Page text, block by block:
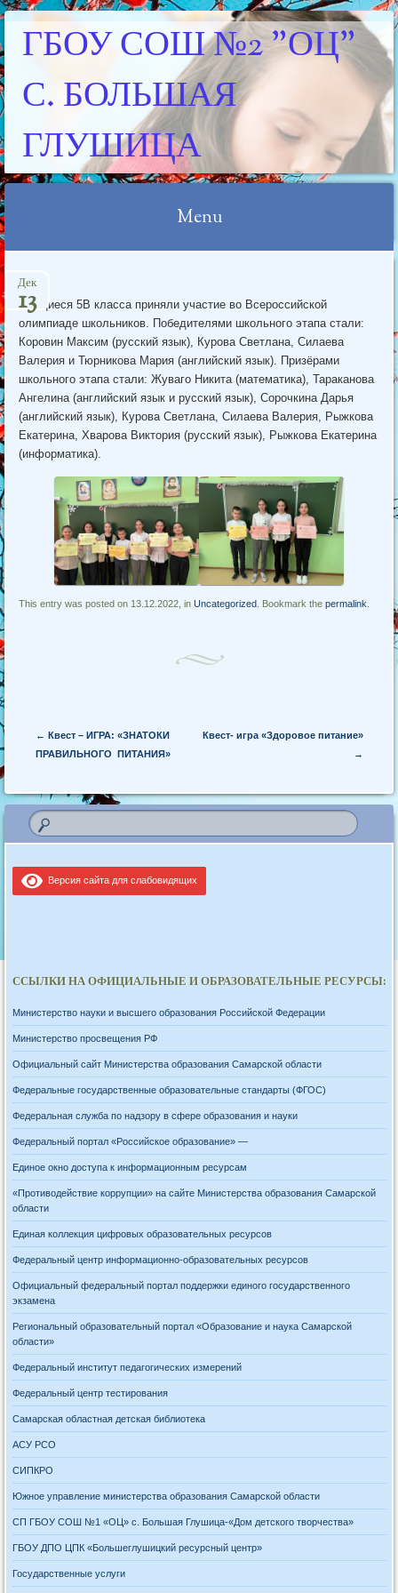
ГБОУ СОШ №2 "ОЦ"
С. БОЛЬШАЯ
ГЛУШИЦА
Menu
to
content
Дек
13
Учащиеся 5В класса приняли участие во Всероссийской
олимпиаде школьников. Победителями школьного этапа стали:
Коровин Максим (русский язык), Курова Светлана, Силаева
Валерия и Тюрникова Мария (английский язык). Призёрами
школьного этапа стали: Жуваго Никита (математика), Тараканова
Ангелина (английский язык и русский язык), Сорочкина Дарья
(английский язык), Курова Светлана, Силаева Валерия, Рыжкова
Екатерина, Хварова Виктория (русский язык), Рыжкова Екатерина
(информатика).
This entry was posted on 13.12.2022, inUncategorized. Bookmark thepermalink.
Post navigation
← Квест – ИГРА: «ЗНАТОКИ
ПРАВИЛЬНОГО ПИТАНИЯ»
Квест- игра «Здоровое питание»
→
Версия сайта для слабовидящих
ССЫЛКИ НА ОФИЦИАЛЬНЫЕ И ОБРАЗОВАТЕЛЬНЫЕ РЕСУРСЫ:
Министерство науки и высшего образования Российской Федерации
Министерство просвещения РФ
Официальный сайт Министерства образования Самарской области
Федеральные государственные образовательные стандарты (ФГОС)
Федеральная служба по надзору в сфере образования и науки
Федеральный портал «Российское образование» —
Единое окно доступа к информационным ресурсам
«Противодействие коррупции» на сайте Министерства образования Самарской
области
Единая коллекция цифровых образовательных ресурсов
Федеральный центр информационно-образовательных ресурсов
Официальный федеральный портал поддержки единого государственного
экзамена
Региональный образовательный портал «Образование и наука Самарской
области»
Федеральный институт педагогических измерений
Федеральный центр тестирования
Самарская областная детская библиотека
АСУ РСО
СИПКРО
Южное управление министерства образования Самарской области
СП ГБОУ СОШ №1 «ОЦ» с. Большая Глушица-«Дом детского творчества»
ГБОУ ДПО ЦПК «Большеглушицкий ресурсный центр»
Государственные услуги